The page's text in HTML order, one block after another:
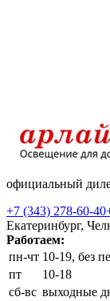
официальный
+7 (343) 278-60-40
Екатеринбург,
Работаем:
пн-чт 10-19, без
пт
10-18
сб-вс выходные